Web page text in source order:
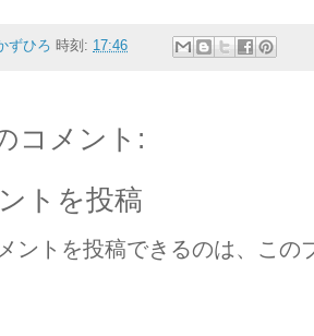
ずひろ 時刻: 17:46
コメント:
トを投稿
ントを投稿できるのは、この